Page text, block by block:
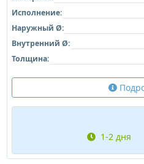
Исполнение:
Наружный Ø:
Толщина:
Купол потолочный